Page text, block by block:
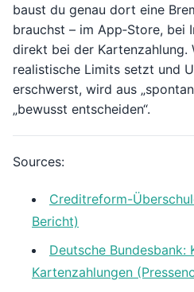
baust du genau dort eine
brauchst – im App‑Store, bei
direkt bei der Kartenzahlung.
realistische Limits setzt und
erschwerst, wird aus
„bewusst entscheiden“.
Sources:
Creditreform-
Bericht)
Deutsche Bundesbank:
Kartenzahlungen